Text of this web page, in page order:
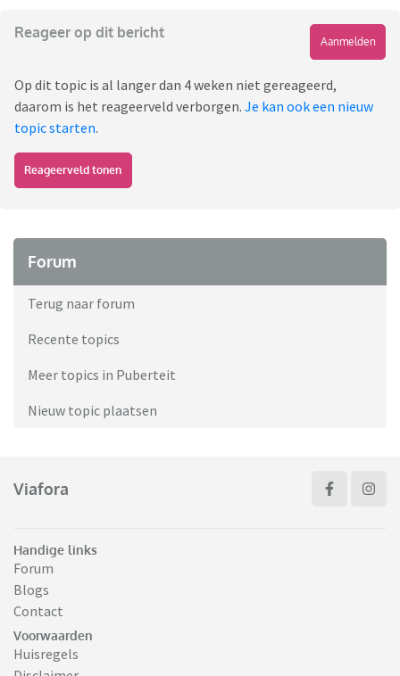
Reageer op dit bericht
Aanmelden
Op dit topic is al langer dan 4 weken niet gereageerd,
daarom is het reageerveld verborgen. Je kan ook een nieuw
topic starten.
Reageerveld tonen
Forum
Terug naar forum
Recente topics
Meer topics in Puberteit
Nieuw topic plaatsen
Viafora
Handige links
Forum
Blogs
Contact
Voorwaarden
Huisregels